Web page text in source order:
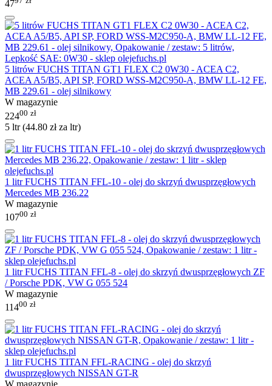
47
5 litrów FUCHS TITAN GT1 FLEX C2 0W30 - ACEA C2,
ACEA A5/B5, API SP, FORD WSS-M2C950-A, BMW LL-12 FE,
MB 229.61 - olej silnikowy
W magazynie
22400 zł
5 ltr (44.80 złza ltr)
1 litr FUCHS TITAN FFL-10 - olej do skrzyń dwusprzęgłowych
Mercedes MB 236.22
W magazynie
10700 zł
1 litr FUCHS TITAN FFL-8 - olej do skrzyń dwusprzęgłowych ZF
/ Porsche PDK, VW G 055 524
W magazynie
11400 zł
1 litr FUCHS TITAN FFL-RACING - olej do skrzyń
dwusprzęgłowych NISSAN GT-R